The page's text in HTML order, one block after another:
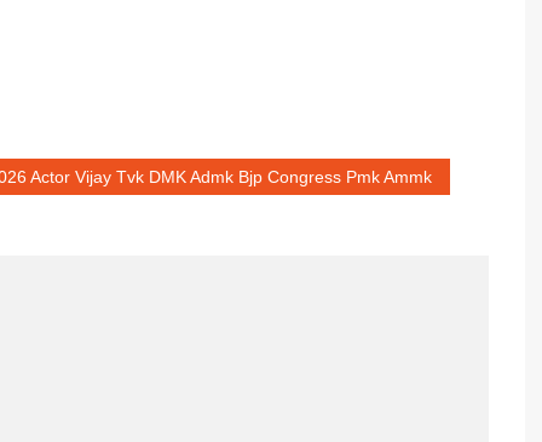
Actor Vijay Tvk DMK Admk Bjp Congress Pmk Ammk